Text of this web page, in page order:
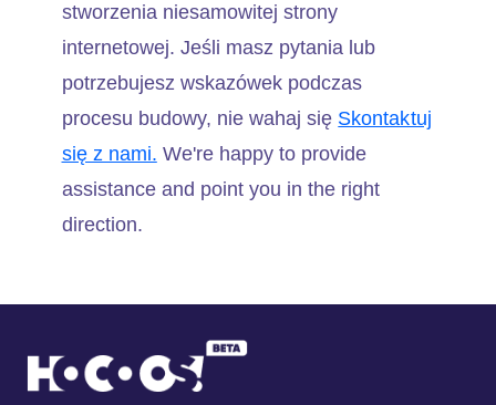
stworzenia niesamowitej strony
internetowej. Jeśli masz pytania lub
potrzebujesz wskazówek podczas
procesu budowy, nie wahaj się Skontaktuj
się z nami. We're happy to provide
assistance and point you in the right
direction.